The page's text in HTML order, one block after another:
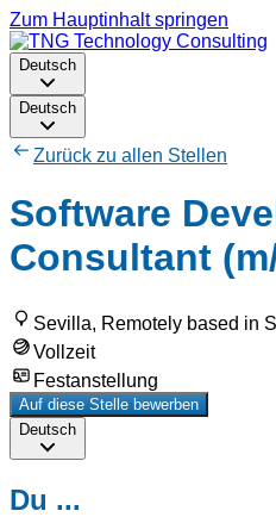
Zum Hauptinhalt springen
Deutsch
Deutsch
Zurück zu allen Stellen
Software
Consultant
Sevilla, Remotely based in
Vollzeit
Festanstellung
Auf diese Stelle bewerben
Deutsch
Du ...